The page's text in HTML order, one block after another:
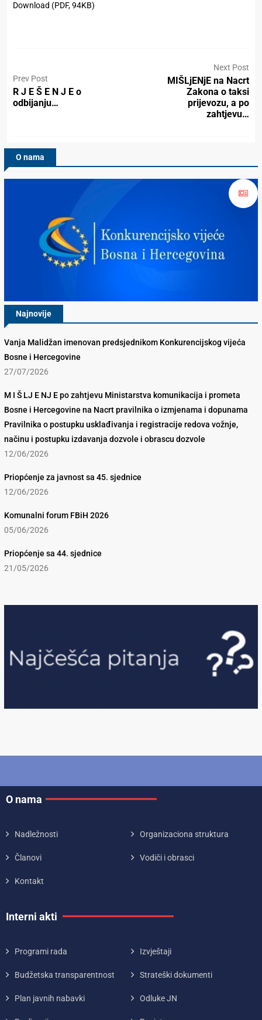
Download (PDF, 94KB)
Prev Post
R J E Š E N J E o
odbijanju…
Next Post
MIŠLjENjE na Nacrt
Zakona o taksi
prijevozu, a po
zahtjevu…
O nama
Najnovije
Vanja Malidžan imenovan predsjednikom Konkurencijskog vijeća
Bosne i Hercegovine
27/07/2026
M I Š LJ E NJ E po zahtjevu Ministarstva komunikacija i prometa
Bosne i Hercegovine na Nacrt pravilnika o izmjenama i dopunama
Pravilnika o postupku usklađivanja i registracije redova vožnje,
načinu i postupku izdavanja dozvole i obrascu dozvole
12/06/2026
Priopćenje za javnost sa 45. sjednice
12/06/2026
Komunalni forum FBiH 2026
05/06/2026
Priopćenje sa 44. sjednice
21/05/2026
O nama
Nadležnosti Organizaciona struktura
Članovi Vodiči i obrasci
Kontakt
Interni akti
Programi rada Izvještaji
Budžetska transparentnost Strateški dokumenti
Plan javnih nabavki Odluke JN